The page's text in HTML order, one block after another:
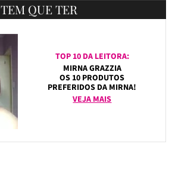
TEM QUE TER
TOP 10 DA LEITORA:
MIRNA GRAZZIA
OS 10 PRODUTOS
PREFERIDOS DA MIRNA!
VEJA MAIS